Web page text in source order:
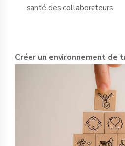
santé des collaborateurs.
Créer un environnement de